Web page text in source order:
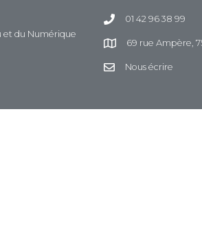
et du Numérique
01 42 96 38 99
69 rue Ampère,
Nous écrire